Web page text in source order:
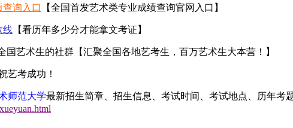
查询入口 【全国首发艺术类专业成绩查询官网入口】
线 【看历年多少分才能拿文考证】
国艺术生的社群【汇聚全国各地艺考生，百万艺术生大本营！】
艺考成功！
师范大学最新招生简章、招生信息、考试时间、考试地点、历年考